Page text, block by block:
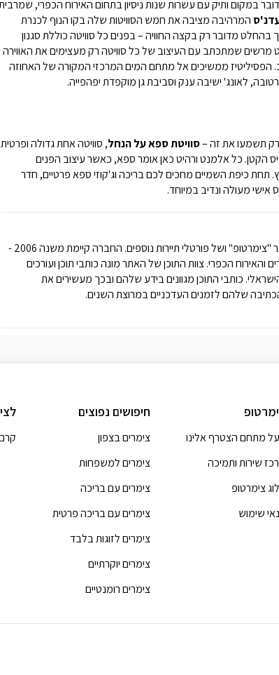
ותיק עם עשרות שנות ניסיון בתחום האירוח הכפרי,
המרהיבה מציבה את חמש הסוויטות שלה בקו הנוף לכנרת
מדובר רק בקצה החוויה – בפנים כל סוויטה כוללת סגנון
מרשים שמתכתב עם העיצוב של כל סוויטה רק מעצימים את האווירה
הפסיליטיז ממשיכים אל מתחם המים המרכזי המקורה של האחוזה
תשמעו את זה –סוויטת ספא על הנחל, סוויטה אחת גדולה ופרטית
הקטן. כל אלמנט ורהיט כאן אומר ספא, כאשר עיצוב הפנים
תחת כיפת השמיים מחכים לכם בריכה וג'קוזי ספא פרטיים, חדר
אישי מעולה ונדיב במיוחד.
חברת פרסומדיה נטגרופ הבעלים של האתר "צימרטופ" ושל פורטלי תיירות נוספים. החברה קיימת משנה 2006 -
הצימרים והאירוח הכפרי. צוות התוכן של האתר מונה כותבי תוכן ועורכים
כותבי התוכן מגוונים בידע שלהם ובכך מעשירים את
שלהם לזמנים העדכניים במרוצת השנים.
מתחם הצטרף אלינו
שירות ותמיכה
צימרטופ
שימוש
חיפושים נפוצים
צימרים בצפון
צימרים למשפחות
צימרים עם בריכה
צימרים עם בריכה פרטית
צימרים לזוגות בלבד
צימרים יוקרתיים
צימרים רומנטיים